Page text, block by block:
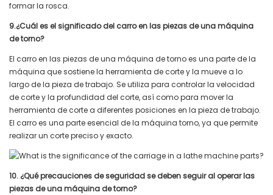
formar la rosca.
9.¿Cuál es el significado del carro en las piezas de una máquina
de torno?
El carro en las piezas de una máquina de torno es una parte de la
máquina que sostiene la herramienta de corte y la mueve a lo
largo de la pieza de trabajo. Se utiliza para controlar la velocidad
de corte y la profundidad del corte, así como para mover la
herramienta de corte a diferentes posiciones en la pieza de trabajo.
El carro es una parte esencial de la máquina torno, ya que permite
realizar un corte preciso y exacto.
10. ¿Qué precauciones de seguridad se deben seguir al operar las
piezas de una máquina de torno?